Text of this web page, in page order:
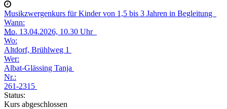
Musikzwergenkurs für Kinder von 1,5 bis 3 Jahren in Begleitung
Wann:
Mo. 13.04.2026, 10.30 Uhr
Wo:
Altdorf, Brühlweg 1
Wer:
Albat-Glässing Tanja
Nr.:
261-2315
Status:
Kurs abgeschlossen